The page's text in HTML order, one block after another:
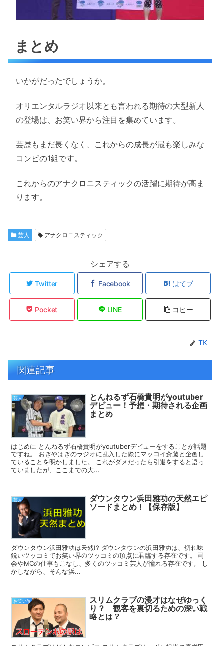
まとめ
いかがだったでしょうか。
オリエンタルラジオ以来とも言われる期待の大型新人
の登場は、お笑い界から注目を集めています。
芸歴もまだ長くなく、これからの成長が最も楽しみな
コンビの1組です。
これからのアナクロニスティックの活躍に期待が高ま
ります。
芸人 アナクロニスティック
シェアする
Twitter Facebook はてブ
Pocket LINE コピー
TK
関連記事
芸人
とんねるず石橋貴明がyoutuber
デビュー！予想・期待される企画
まとめ
はじめに とんねるず石橋貴明がyoutuberデビューをすることが話題
ですね。 おぎやはぎのラジオに乱入した際にマッコイ斎藤と企画し
ていることを明かしました。 これがダメだったら引退をすると語っ
ていましたが、ここまでの大...
芸人
ダウンタウン浜田雅功の天然エピ
ソードまとめ！【保存版】
ダウンタウン浜田雅功は天然!? ダウンタウンの浜田雅功は、切れ味
鋭いツッコミでお笑い界のツッコミの頂点に君臨する存在です。 司
会やMCの仕事もこなし、多くのツッコミ芸人が憧れる存在です。 し
かしながら、そんな浜...
お笑い論
スリムクラブの漫才はなぜゆっく
り？ 観客を裏切るための深い戦
略とは？